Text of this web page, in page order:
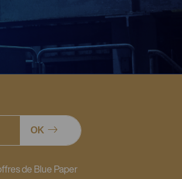
OK
de Blue Paper